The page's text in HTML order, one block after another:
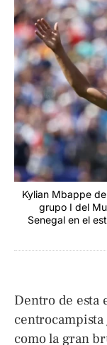
Kylian Mbappe
grupo I del
Senegal en el
Dentro de esta
como la gran